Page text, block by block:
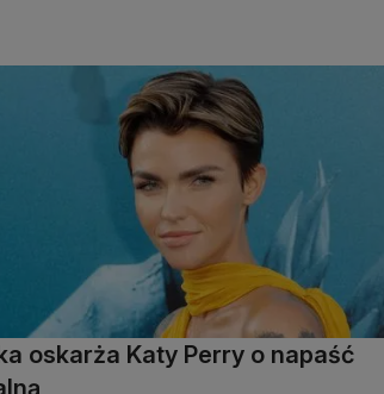
oskarża Katy Perry o napaść